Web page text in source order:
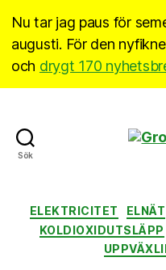
Nu tar jag paus för
augusti. För den
och drygt 170
Sök
ELEKTRICITET ELNÄT
KOLDIOXIDUTSLÄPP